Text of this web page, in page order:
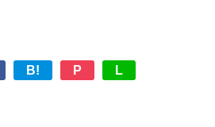
B! P L